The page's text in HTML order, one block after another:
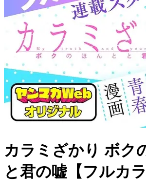
カラミざかり ボク
と君の嘘【フルカラ